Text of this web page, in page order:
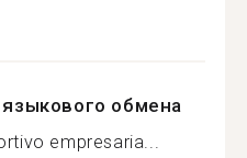
обмена
empresaria...